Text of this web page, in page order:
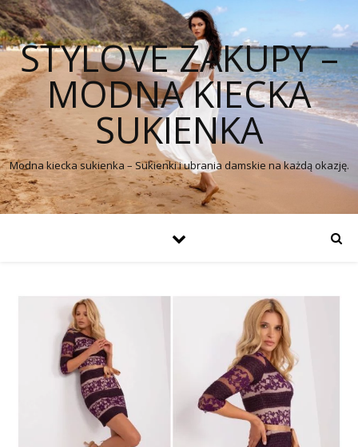
STYLOVE ZAKUPY –
MODNA KIECKA
SUKIENKA
Modna kiecka sukienka – Sukienki i ubrania damskie na każdą okazję.